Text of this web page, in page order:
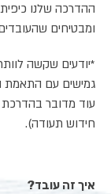
ההדרכה שלנו
ומבטיחים
*יודעים שקשה
גמישים עם התאמת
עוד מדובר
חידוש תעודה).
איך זה עובד?